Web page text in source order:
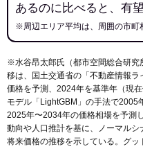
あるのに比べると、有
※周辺エリア平均は、周囲の市町
※水谷昂太郎氏（都市空間総合研究
移は、国土交通省の「 不動産情報ラ
価格を予測、2024年を基準年（現
モデル「LightGBM」の手法で2005
2025年〜2034年の価格相場を予測
動向や人口推計を基に、ノーマル
将来価格の推移を示している。グ